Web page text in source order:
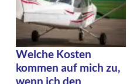
Welche Kosten
kommen auf mich zu,
wenn ich den